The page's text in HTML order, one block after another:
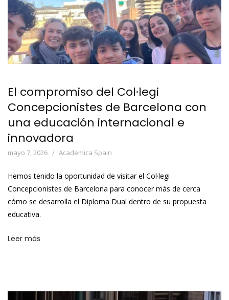
El compromiso del Col·legi
Concepcionistes de Barcelona con
una educación internacional e
innovadora
mayo 7, 2026 Academica Spain
Hemos tenido la oportunidad de visitar el Col·legi
Concepcionistes de Barcelona para conocer más de cerca
cómo se desarrolla el Diploma Dual dentro de su propuesta
educativa.
Leer más